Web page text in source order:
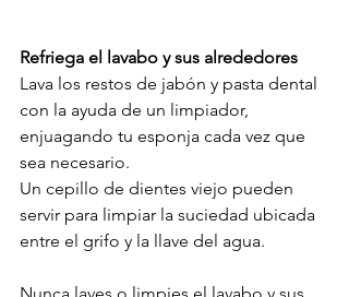
Refriega el lavabo y sus alrededores
Lava los restos de jabón y pasta dental
con la ayuda de un limpiador,
enjuagando tu esponja cada vez que
sea necesario.
Un cepillo de dientes viejo pueden
servir para limpiar la suciedad ubicada
entre el grifo y la llave del agua.